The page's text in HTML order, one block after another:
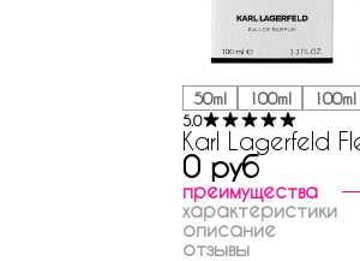
50ml 100ml
5.0
Karl Lagerfeld
0 руб
преимущества
характеристики
описание
отзывы